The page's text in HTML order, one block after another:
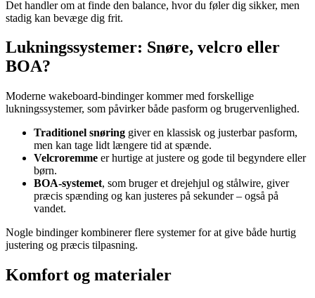
Det handler om at finde den balance, hvor du føler dig sikker, men
stadig kan bevæge dig frit.
Lukningssystemer: Snøre, velcro eller
BOA?
Moderne wakeboard-bindinger kommer med forskellige
lukningssystemer, som påvirker både pasform og brugervenlighed.
Traditionel snøring giver en klassisk og justerbar pasform,
men kan tage lidt længere tid at spænde.
Velcroremme er hurtige at justere og gode til begyndere eller
børn.
BOA-systemet, som bruger et drejehjul og stålwire, giver
præcis spænding og kan justeres på sekunder – også på
vandet.
Nogle bindinger kombinerer flere systemer for at give både hurtig
justering og præcis tilpasning.
Komfort og materialer